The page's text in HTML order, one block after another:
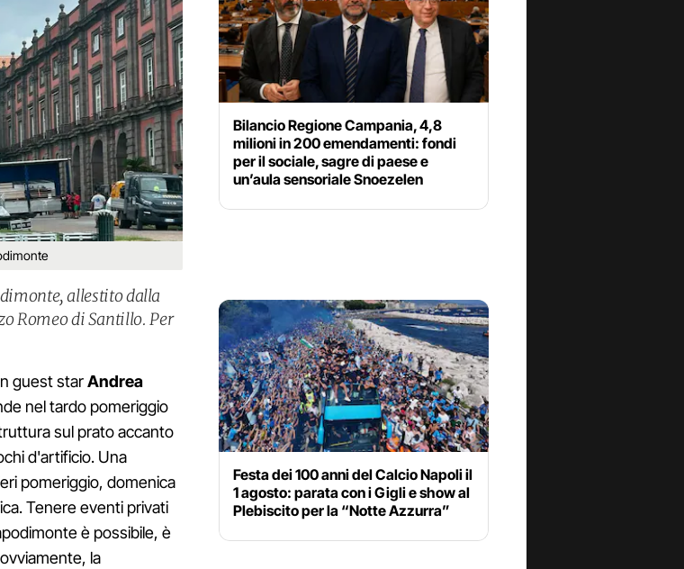
allestito dalla
Romeo di Santillo. Per
guest starAndrea
nel tardo pomeriggio
sul prato accanto
d'artificio. Una
pomeriggio, domenica
Tenere eventi privati
è possibile, è
la
Bilancio Regione Campania, 4,8
milioni in 200 emendamenti: fondi
per il sociale, sagre di paese e
un’aula sensoriale Snoezelen
Festa dei 100 anni del Calcio Napoli il
1 agosto: parata con i Gigli e show al
Plebiscito per la “Notte Azzurra”